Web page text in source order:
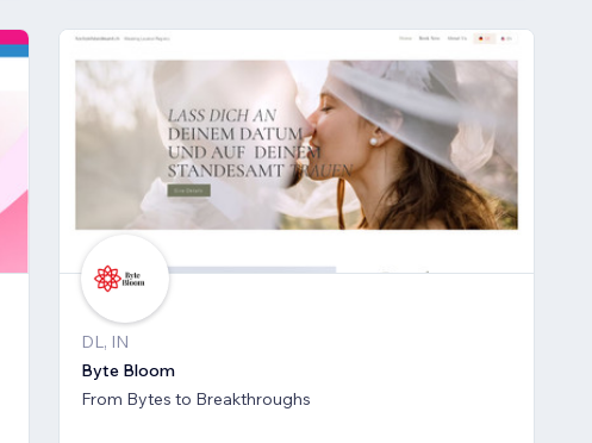
DL, IN
Byte Bloom
From Bytes to Breakthroughs